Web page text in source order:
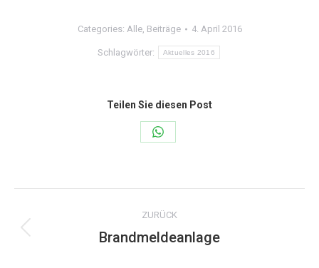
Categories: Alle, Beiträge 4. April 2016
Schlagwörter: Aktuelles 2016
Teilen Sie diesen Post
Share
WhatsApp
Kommentarnavigation
ZURÜCK
Vorheriger
Brandmeldeanlage